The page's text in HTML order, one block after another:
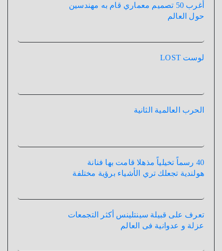
أغرب 50 تصميم معماري قام به مهندسين
حول العالم
لوست LOST
الحرب العالمية الثانية
40 رسماً تخيلياً مذهلا قامت بها فنانة
هولندية تجعلك تري الأشياء برؤية مختلفة
تعرف على قبيلة سينتلينس أكثر التجمعات
عزلة و عدوانية فى العالم